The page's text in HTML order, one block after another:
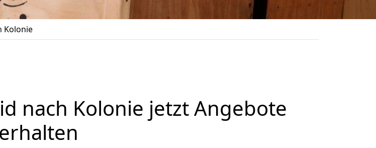
Kolonie
nach Kolonie jetzt Angebote
erhalten